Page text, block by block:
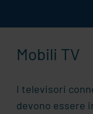
Mobili TV
I televisori
devono essere